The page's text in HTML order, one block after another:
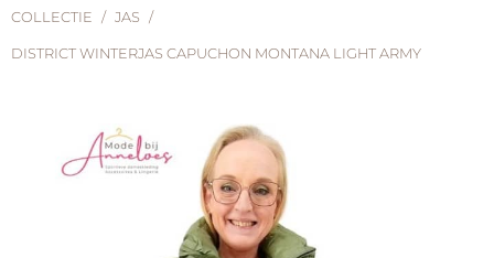
COLLECTIE / JAS /
DISTRICT WINTERJAS CAPUCHON MONTANA LIGHT ARMY